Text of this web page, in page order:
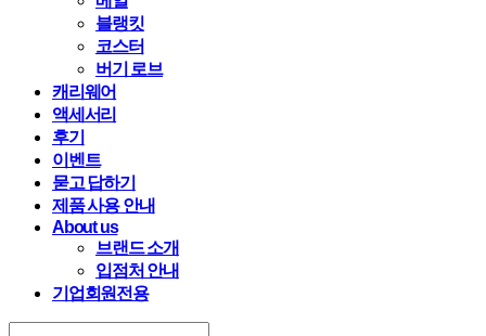
블랭킷
코스터
버기 로브
캐리웨어
액세서리
후기
이벤트
묻고 답하기
제품 사용 안내
About us
브랜드 소개
입점처 안내
기업회원전용